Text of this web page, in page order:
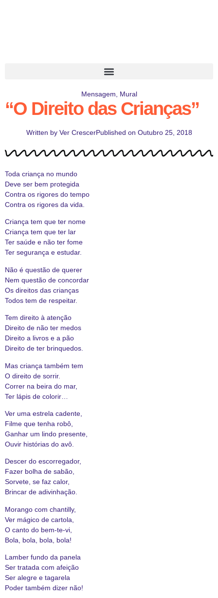
Mensagem Mural
“O Direito das Crianças”
Written byVer CrescerPublished on Outubro 25, 2018
Toda criança no mundo
Deve ser bem protegida
Contra os rigores do tempo
Contra os rigores da vida.
Criança tem que ter nome
Criança tem que ter lar
Ter saúde e não ter fome
Ter segurança e estudar.
Não é questão de querer
Nem questão de concordar
Os direitos das crianças
Todos tem de respeitar.
Tem direito à atenção
Direito de não ter medos
Direito a livros e a pão
Direito de ter brinquedos.
Mas criança também tem
O direito de sorrir.
Correr na beira do mar,
Ter lápis de colorir…
Ver uma estrela cadente,
Filme que tenha robô,
Ganhar um lindo presente,
Ouvir histórias do avô.
Descer do escorregador,
Fazer bolha de sabão,
Sorvete, se faz calor,
Brincar de adivinhação.
Morango com chantilly,
Ver mágico de cartola,
O canto do bem-te-vi,
Bola, bola, bola, bola!
Lamber fundo da panela
Ser tratada com afeição
Ser alegre e tagarela
Poder também dizer não!